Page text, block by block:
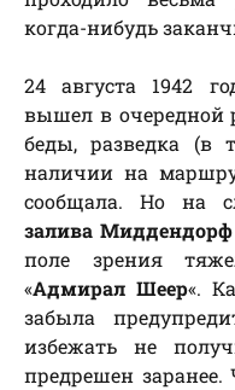
когда-нибудь
24 августа 1942
вышел в очередной
беды, разведка (в
наличии на
сообщала. Но на
залива Миддендорф
поле зрения
«Адмирал Шеер«.
забыла
избежать не
предрешен